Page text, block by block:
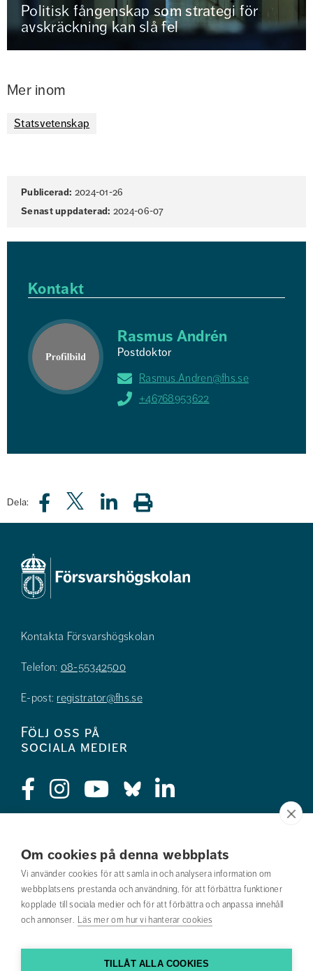
Om cookies på denna webbplats
Vi använder cookies för att samla in och analysera information om
webbplatsens prestanda och användning, för att förbättra funktioner
kopplade till sociala medier och för att förbättra och anpassa innehåll
och annonser. Läs mer om hur vi hanterar cookies
TILLÅT ALLA COOKIES
Politisk fångenskap som strategi för
avskräckning kan slå fel
Mer inom
Statsvetenskap
Publicerad: 2024-01-26
Senast uppdaterad: 2024-06-07
Kontakt
Rasmus Andrén
Postdoktor
Rasmus.Andren@fhs.se
+46768953622
Dela:
Kontakta Försvarshögskolan
Telefon: 08-55342500
E-post: registrator@fhs.se
Följ oss på
sociala medier
Jobba hos oss
Nyhetsbrev
Om webbplatsen